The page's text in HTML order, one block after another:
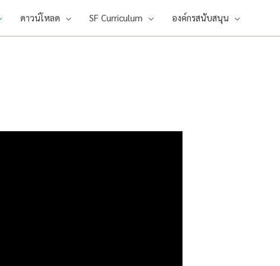
ดาวน์โหลด SF Curriculum องค์กรสนับสนุน